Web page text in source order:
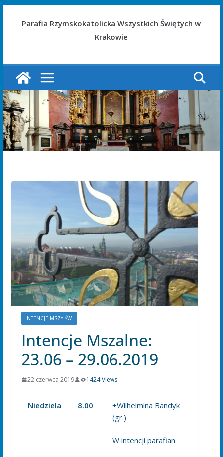
Parafia Rzymskokatolicka Wszystkich Świętych w
Krakowie
INTENCJE MSZY ŚW.
Intencje Mszalne:
23.06 – 29.06.2019
22 czerwca 2019 1424 Views
Niedziela 8.00
+Wilhelmina Bandyk
(gr.)
W intencji parafian